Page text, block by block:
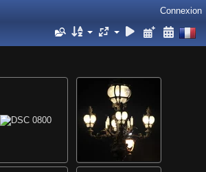
Connexion